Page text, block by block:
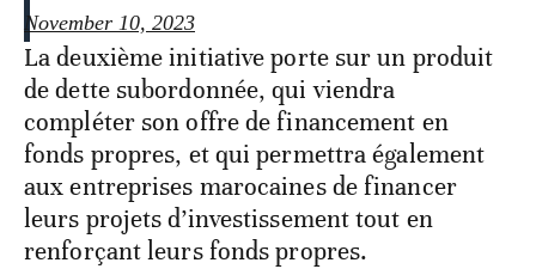
November 10, 2023
La deuxième initiative porte sur un produit
de dette subordonnée, qui viendra
compléter son offre de financement en
fonds propres, et qui permettra également
aux entreprises marocaines de financer
leurs projets d’investissement tout en
renforçant leurs fonds propres.